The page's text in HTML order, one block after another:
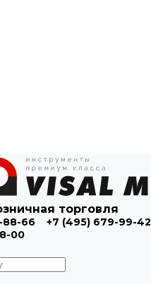
торговля
88-66 +7 (495) 679-99-42
00